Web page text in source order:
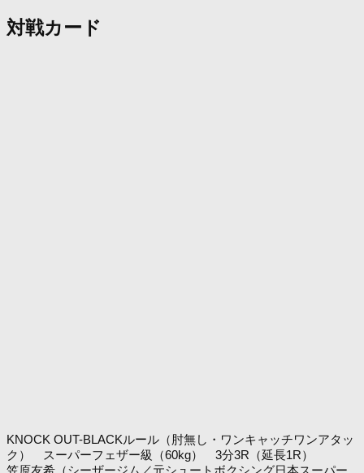
対戦カード
KNOCK OUT-BLACKルール（肘無し・ワンキャッチワンアタッ
ク） スーパーフェザー級（60kg） 3分3R（延長1R）
笠原友希（シーザージム／元シュートボクシング日本スーパー